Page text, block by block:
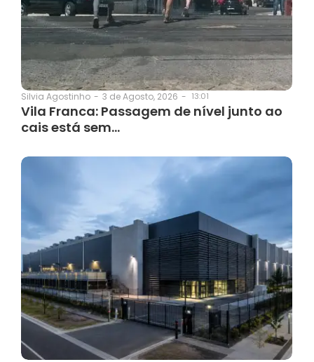
Silvia Agostinho - 3 de Agosto, 2026 - 13:01
Vila Franca: Passagem de nível junto ao
cais está sem…